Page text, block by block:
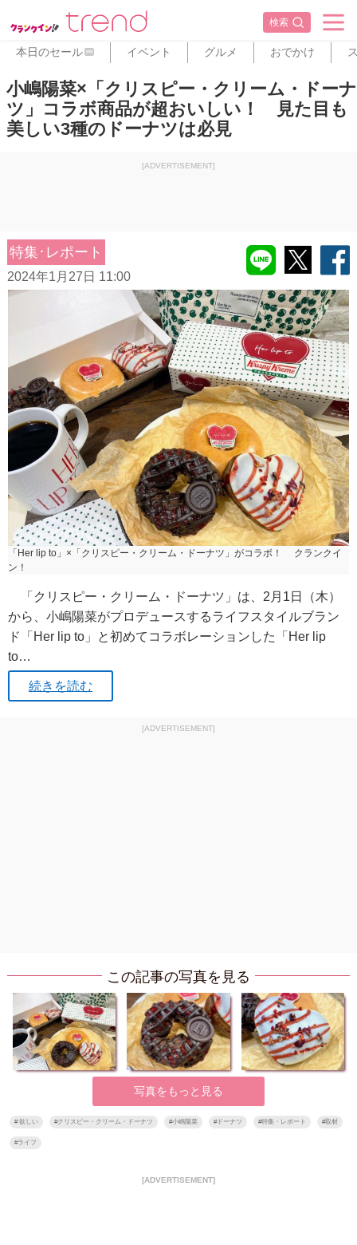
検索
本日のセール PR イベント グルメ おでかけ
小嶋陽菜×「クリスピー・クリーム・ドーナ
ツ」コラボ商品が超おいしい！ 見た目も
美しい3種のドーナツは必見
[ADVERTISEMENT]
特集･レポート
2024年1月27日 11:00
「Her lip to」×「クリスピー・クリーム・ドーナツ」がコラボ！ クランクイ
ン！
「クリスピー・クリーム・ドーナツ」は、2月1日（木）
から、小嶋陽菜がプロデュースするライフスタイルブラン
ド「Her lip to」と初めてコラボレーションした「Her lip
to…
続きを読む
[ADVERTISEMENT]
この記事の写真を見る
写真をもっと見る
#欲しい #クリスピー・クリーム・ドーナツ #小嶋陽菜 #ドーナツ #特集・レポート #取材
#ライフ
[ADVERTISEMENT]